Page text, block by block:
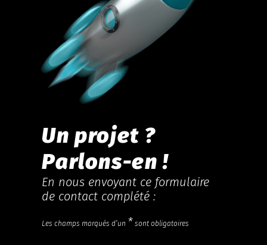
Un projet ?
Parlons-en !
En nous envoyant ce formulaire
de contact complété :
Les champs marqués d’un * sont obligatoires